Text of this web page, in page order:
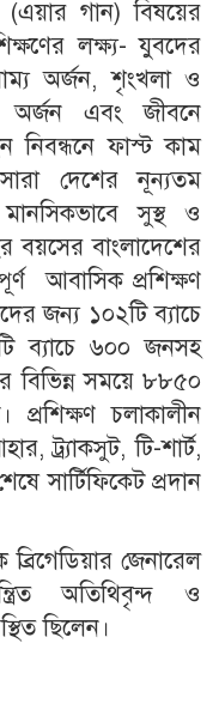
গান) বিষয়ের
লক্ষ্য- যুবদের
অর্জন, শৃংখলা ও
অর্জন এবং জীবনে
নিবন্ধনে ফাস্ট কাম
দেশের নূন্যতম
সুস্থ ও
বয়সের বাংলাদেশের
আবাসিক প্রশিক্ষণ
জন্য ১০২টি ব্যাচে
ব্যাচে ৬০০ জনসহ
বিভিন্ন সময়ে ৮৮৫০
প্রশিক্ষণ চলাকালীন
ট্র্যাকসুট, টি-শার্ট,
সার্টিফিকেট প্রদান
জেনারেল
অতিথিবৃন্দ ও
ছিলেন।